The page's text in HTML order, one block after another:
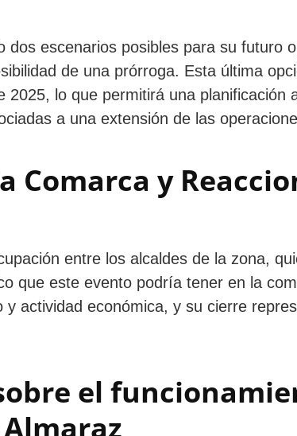
escenarios posibles para su futuro
de una prórroga. Esta última
lo que permitirá una planificación
a una extensión de las
Comarca y
entre los alcaldes de la zona,
que este evento podría tener en la
actividad económica, y su cierre
el